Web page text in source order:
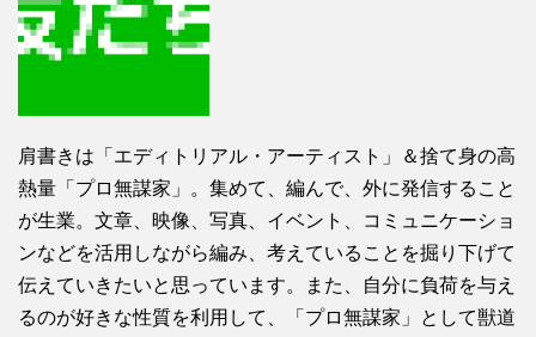
肩書きは「エディトリアル・アーティスト」＆捨て身の高
熱量「プロ無謀家」。集めて、編んで、外に発信すること
が生業。文章、映像、写真、イベント、コミュニケーショ
ンなどを活用しながら編み、考えていることを掘り下げて
伝えていきたいと思っています。また、自分に負荷を与え
るのが好きな性質を利用して、「プロ無謀家」として獣道